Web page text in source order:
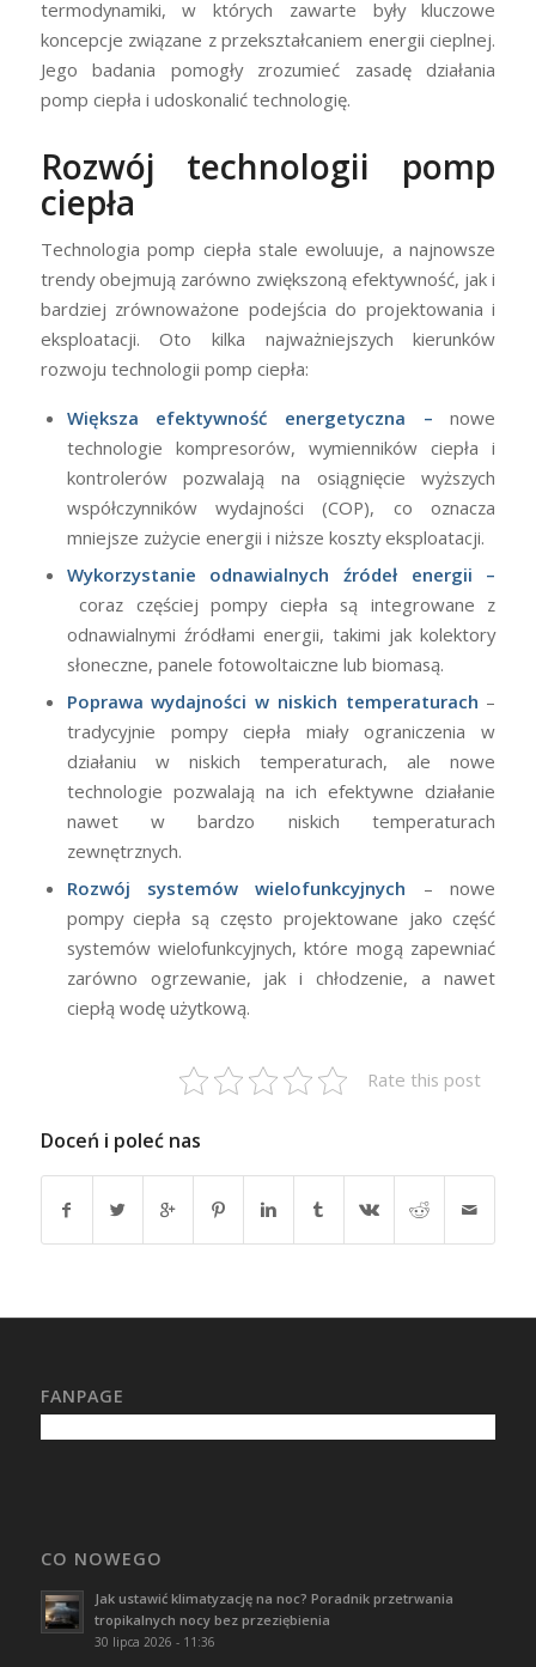
termodynamiki, w których zawarte były kluczowe
koncepcje związane z przekształcaniem energii cieplnej.
Jego badania pomogły zrozumieć zasadę działania
pomp ciepła i udoskonalić technologię.
Rozwój technologii pomp
ciepła
Technologia pomp ciepła stale ewoluuje, a najnowsze
trendy obejmują zarówno zwiększoną efektywność, jak i
bardziej zrównoważone podejścia do projektowania i
eksploatacji. Oto kilka najważniejszych kierunków
rozwoju technologii pomp ciepła:
Większa efektywność energetyczna –nowe
technologie kompresorów, wymienników ciepła i
kontrolerów pozwalają na osiągnięcie wyższych
współczynników wydajności (COP), co oznacza
mniejsze zużycie energii i niższe koszty eksploatacji.
Wykorzystanie odnawialnych źródeł energii –
coraz częściej pompy ciepła są integrowane z
odnawialnymi źródłami energii, takimi jak kolektory
słoneczne, panele fotowoltaiczne lub biomasą.
Poprawa wydajności w niskich temperaturach –
tradycyjnie pompy ciepła miały ograniczenia w
działaniu w niskich temperaturach, ale nowe
technologie pozwalają na ich efektywne działanie
nawet w bardzo niskich temperaturach
zewnętrznych.
Rozwój systemów wielofunkcyjnych – nowe
pompy ciepła są często projektowane jako część
systemów wielofunkcyjnych, które mogą zapewniać
zarówno ogrzewanie, jak i chłodzenie, a nawet
ciepłą wodę użytkową.
Rate this post
Doceń i poleć nas
FANPAGE
CO NOWEGO
Jak ustawić klimatyzację na noc? Poradnik przetrwania
tropikalnych nocy bez przeziębienia
30 lipca 2026 - 11:36